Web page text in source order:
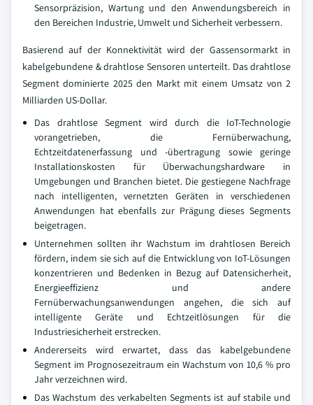
Sensorpräzision, Wartung und den Anwendungsbereich in
den Bereichen Industrie, Umwelt und Sicherheit verbessern.
Basierend auf der Konnektivität wird der Gassensormarkt in
kabelgebundene & drahtlose Sensoren unterteilt. Das drahtlose
Segment dominierte 2025 den Markt mit einem Umsatz von 2
Milliarden US-Dollar.
Das drahtlose Segment wird durch die IoT-Technologie
vorangetrieben, die Fernüberwachung,
Echtzeitdatenerfassung und -übertragung sowie geringe
Installationskosten für Überwachungshardware in
Umgebungen und Branchen bietet. Die gestiegene Nachfrage
nach intelligenten, vernetzten Geräten in verschiedenen
Anwendungen hat ebenfalls zur Prägung dieses Segments
beigetragen.
Unternehmen sollten ihr Wachstum im drahtlosen Bereich
fördern, indem sie sich auf die Entwicklung von IoT-Lösungen
konzentrieren und Bedenken in Bezug auf Datensicherheit,
Energieeffizienz und andere
Fernüberwachungsanwendungen angehen, die sich auf
intelligente Geräte und Echtzeitlösungen für die
Industriesicherheit erstrecken.
Andererseits wird erwartet, dass das kabelgebundene
Segment im Prognosezeitraum ein Wachstum von 10,6 % pro
Jahr verzeichnen wird.
Das Wachstum des verkabelten Segments ist auf stabile und